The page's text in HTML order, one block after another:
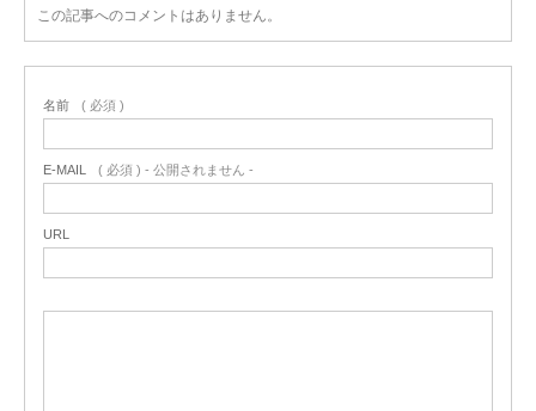
この記事へのコメントはありません。
名前 ( 必須 )
E-MAIL ( 必須 ) - 公開されません -
URL